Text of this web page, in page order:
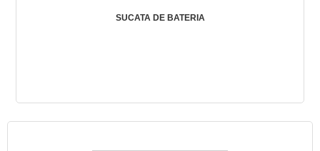
SUCATA DE BATERIA